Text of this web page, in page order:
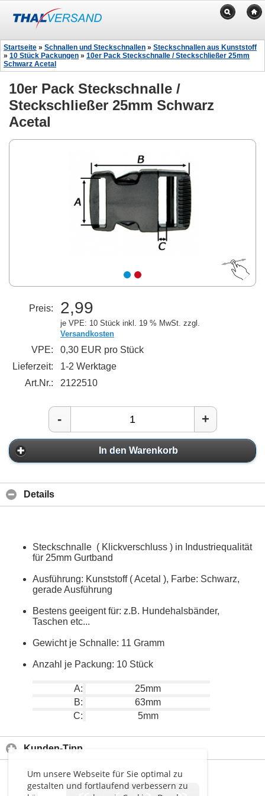
Um unsere Webseite für Sie optimal zu
gestalten und fortlaufend verbessern zu
Startseite » Schnallen und Steckschnallen » Steckschnallen aus Kunststoff
» 10 Stück Packungen » 10er Pack Steckschnalle / Steckschließer 25mm
Schwarz Acetal
10er Pack Steckschnalle /
Steckschließer 25mm Schwarz
Acetal
Preis: 2,99
je VPE: 10 Stück inkl. 19 % MwSt. zzgl.
Versandkosten
VPE:
0,30 EUR pro Stück
Lieferzeit:
1-2 Werktage
Art.Nr.:
2122510
- +
In den Warenkorb
Details
Steckschnalle ( Klickverschluss ) in Industriequalität
für 25mm Gurtband
Ausführung: Kunststoff ( Acetal ), Farbe: Schwarz,
gerade Ausführung
Bestens geeigent für: z.B. Hundehalsbänder,
Taschen etc...
Gewicht je Schnalle: 11 Gramm
Anzahl je Packung: 10 Stück
A:
25mm
B:
63mm
C:
5mm
Kunden-Tipp